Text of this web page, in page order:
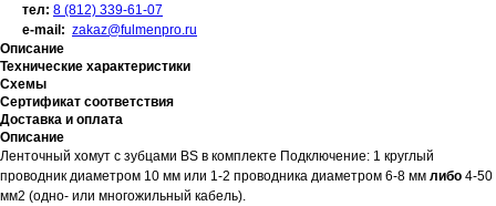
тел: 8 (812) 339-61-07
e-mail: zakaz@fulmenpro.ru
Описание
Технические характеристики
Схемы
Сертификат соответствия
Доставка и оплата
Описание
Ленточный хомут с зубцами BS в комплекте Подключение: 1 круглый
проводник диаметром 10 мм или 1-2 проводника диаметром 6-8 мм либо 4-50
мм2 (одно- или многожильный кабель).